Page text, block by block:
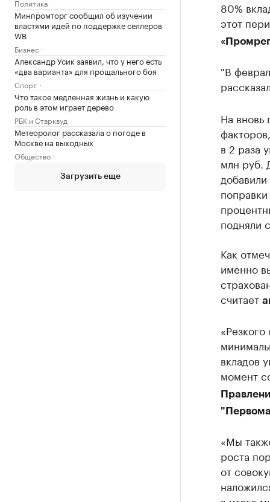
Политика
Минпромторг сообщил об изучении
властями идей по поддержке селлеров
WB
Бизнес
Александр Усик заявил, что у него есть
«два варианта» для прощального боя
Спорт
Что такое медленная жизнь и какую
роль в этом играет дерево
РБК и Старквуд
Метеоролог рассказала о погоде в
Москве на выходных
Общество
Загрузить еще
80%
этот
"В
рассказал
На вновь
в 2 раза
млн руб.
подняли
Как
именно
считает
вкладов
момент
«Мы
роста
от